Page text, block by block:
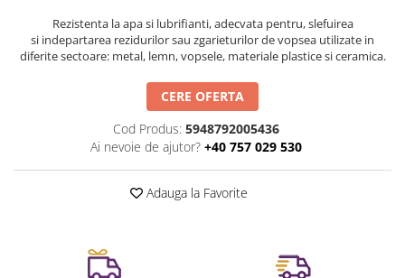
Solutii tehnice
Industriale
Solutii anticalcar
Solutii desfundat tevi
Detergenti universali
Rezistenta la apa si lubrifianti, adecvata pentru, slefuirea
si indepartarea rezidurilor sau zgarieturilor de vopsea utilizate in
diferite sectoare: metal, lemn, vopsele, materiale plastice si ceramica.
CERE OFERTA
Cod Produs: 5948792005436
Ai nevoie de ajutor? +40 757 029 530
Adauga la Favorite